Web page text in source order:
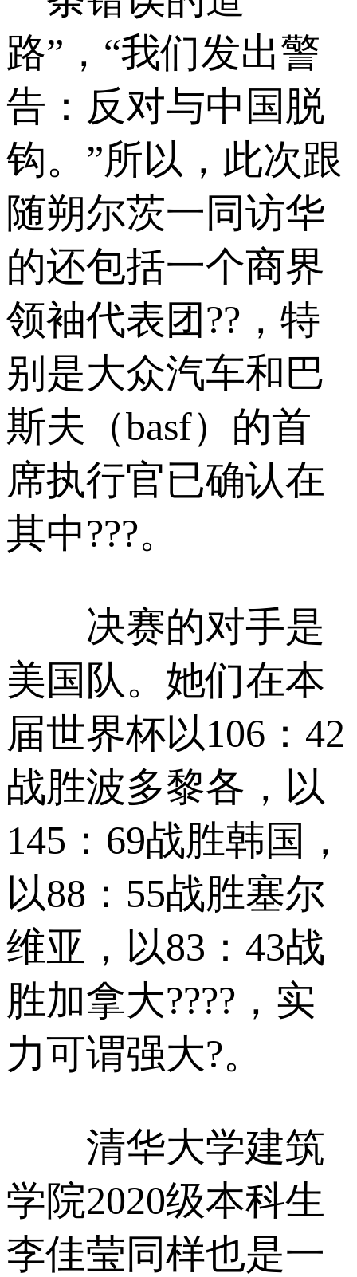
路”，“我们发出警
告：反对与中国脱
钩。”所以，此次跟
随朔尔茨一同访华
的还包括一个商界
领袖代表团??，特
别是大众汽车和巴
斯夫（basf）的首
席执行官已确认在
其中???。
决赛的对手是
美国队。她们在本
届世界杯以106：42
战胜波多黎各，以
145：69战胜韩国，
以88：55战胜塞尔
维亚，以83：43战
胜加拿大????，实
力可谓强大?。
清华大学建筑
学院2020级本科生
李佳莹同样也是一